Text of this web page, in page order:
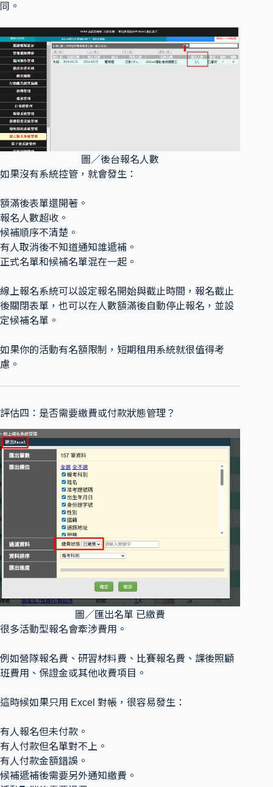
同。
圖／後台報名人數
如果沒有系統控管，就會發生：
額滿後表單還開著。
報名人數超收。
候補順序不清楚。
有人取消後不知道通知誰遞補。
正式名單和候補名單混在一起。
線上報名系統可以設定報名開始與截止時間，報名截止
後關閉表單，也可以在人數額滿後自動停止報名，並設
定候補名單。
如果你的活動有名額限制，短期租用系統就很值得考
慮。
評估四：是否需要繳費或付款狀態管理？
圖／匯出名單 已繳費
很多活動型報名會牽涉費用。
例如營隊報名費、研習材料費、比賽報名費、課後照顧
班費用、保證金或其他收費項目。
這時候如果只用 Excel 對帳，很容易發生：
有人報名但未付款。
有人付款但名單對不上。
有人付款金額錯誤。
候補遞補後需要另外通知繳費。